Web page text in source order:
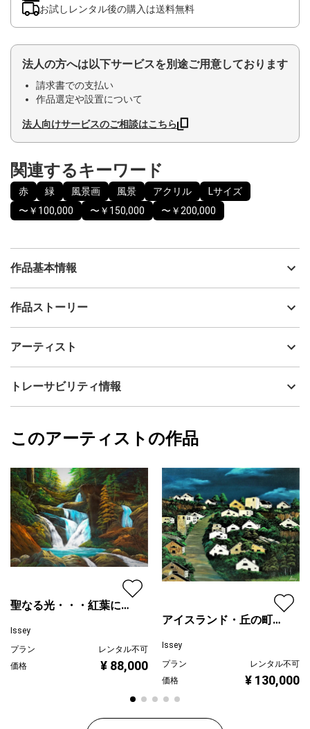
お試しレンタル後の購入は送料無料
法人の方へは以下サービスを別途ご用意しております
請求書での支払い
作品選定や設置について
法人向けサービスのご相談はこちら
関連するキーワード
赤 緑 風景画 風景 アクリル
Lサイズ
〜￥100,000
〜￥150,000 〜￥200,000
作品基本情報
出品者
制作年
技法
アクリル
作品状態
目立った傷や汚れなし：よく見ないとわから
カラー
赤
緑
ジャンル
風景画
配送目安
二週間以内
作品ストーリー
四隅が多少傷んだので・・・修正済みです。
アーティスト
Issey
フォローする
トレーサビリティ情報
Issey
このアーティストの作品
聖なる光・・・紅葉に注
Issey
プラン
レンタル不可
価格
¥ 88,000
アイスランド・丘の町並
Issey
プラン
レンタル不可
価格
¥ 130,000